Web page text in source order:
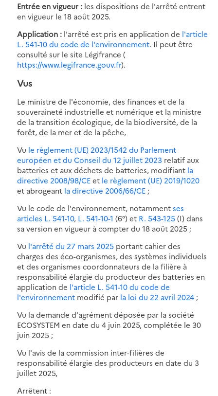
Entrée en vigueur : les dispositions de l'arrêté entrent
en vigueur le 18 août 2025.
Application : l'arrêté est pris en application de l'article
L. 541-10 du code de l'environnement. Il peut être
consulté sur le site Légifrance (
https://www.legifrance.gouv.fr).
Vus
Le ministre de l'économie, des finances et de la
souveraineté industrielle et numérique et la ministre
de la transition écologique, de la biodiversité, de la
forêt, de la mer et de la pêche,
Vu le règlement (UE) 2023/1542 du Parlement
européen et du Conseil du 12 juillet 2023 relatif aux
batteries et aux déchets de batteries, modifiant la
directive 2008/98/CEet le règlement (UE) 2019/1020
et abrogeant la directive 2006/66/CE ;
Vu le code de l'environnement, notammentses
articles L. 541-10, L. 541-10-1 (6°) et R. 543-125 (I) dans
sa version en vigueur à compter du 18 août 2025 ;
Vu l'arrêté du 27 mars 2025 portant cahier des
charges des éco-organismes, des systèmes individuels
et des organismes coordonnateurs de la filière à
responsabilité élargie du producteur des batteries en
application de l'article L. 541-10 du code de
l'environnement modifié par la loi du 22 avril 2024 ;
Vu la demande d'agrément déposée par la société
ECOSYSTEM en date du 4 juin 2025, complétée le 30
juin 2025 ;
Vu l'avis de la commission inter-filières de
responsabilité élargie des producteurs en date du 3
juillet 2025,
Arrêtent :